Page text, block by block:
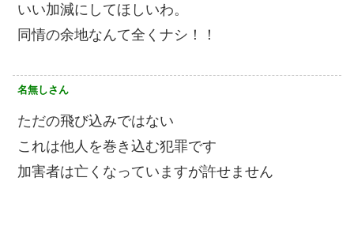
いい加減にしてほしいわ。
同情の余地なんて全くナシ！！
名無しさん
ただの飛び込みではない
これは他人を巻き込む犯罪です
加害者は亡くなっていますが許せません